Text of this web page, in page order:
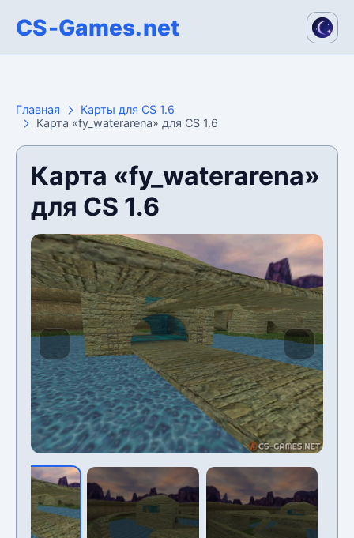
CS-Games.net
Главная
Карты для CS 1.6
Карта «fy_waterarena» для CS 1.6
Карта «fy_waterarena»
для CS 1.6